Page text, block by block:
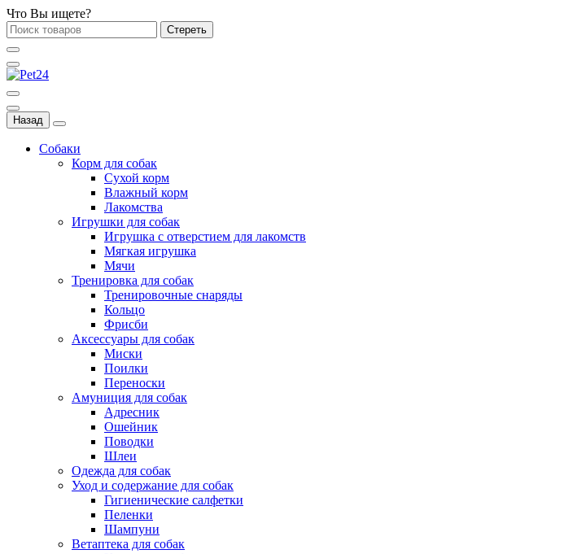
Что Вы ищете?
Стереть
Назад
Собаки
Корм для собак
Сухой корм
Влажный корм
Лакомства
Игрушки для собак
Игрушка с отверстием для лакомств
Мягкая игрушка
Мячи
Тренировка для собак
Тренировочные снаряды
Кольцо
Фрисби
Аксессуары для собак
Миски
Поилки
Переноски
Амуниция для собак
Адресник
Ошейник
Поводки
Шлеи
Одежда для собак
Уход и содержание для собак
Гигиенические салфетки
Пеленки
Шампуни
Ветаптека для собак